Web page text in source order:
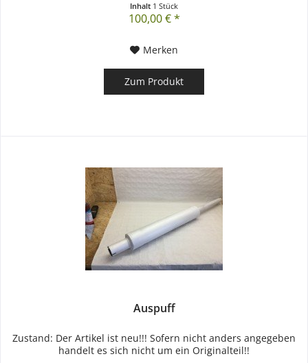
Inhalt 1 Stück
100,00 € *
Merken
Zum Produkt
Auspuff
Zustand: Der Artikel ist neu!!! Sofern nicht anders angegeben
handelt es sich nicht um ein Originalteil!!